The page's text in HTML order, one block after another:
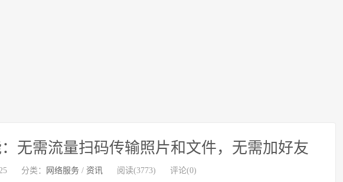
无需流量扫码传输照片和文件，无需加好友
分类： 网络服务/ 资讯 阅读(3773) 评论(0)